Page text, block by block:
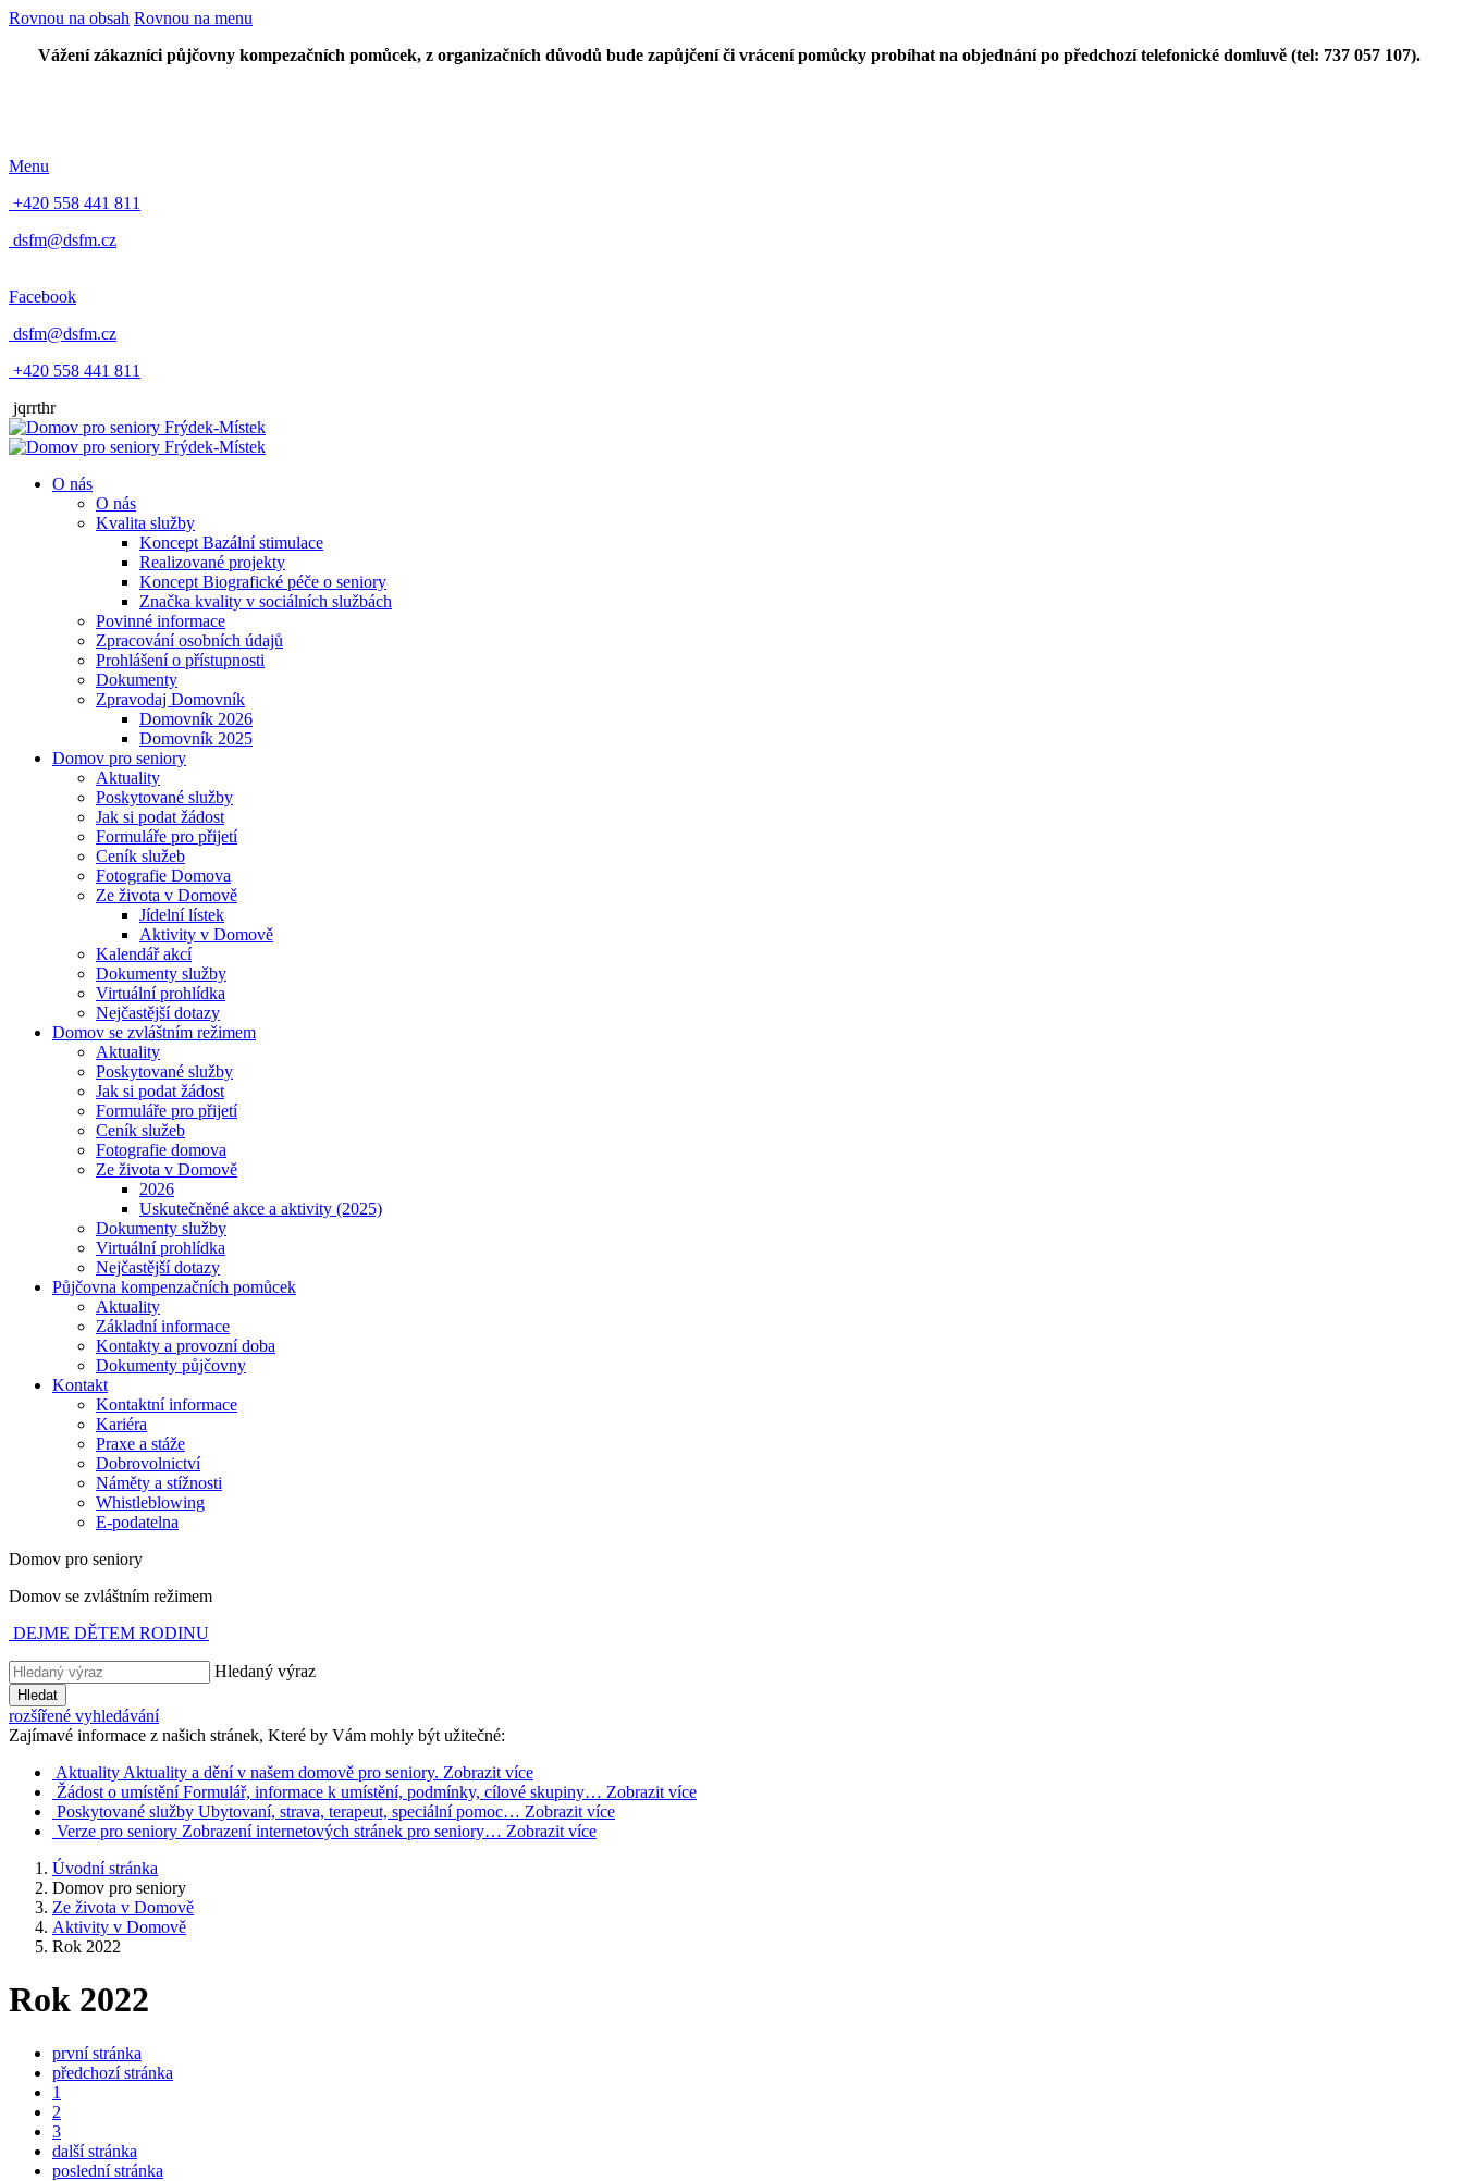
Rovnou na obsah Rovnou na menu
Vážení zákazníci půjčovny kompezačních pomůcek, z organizačních důvodů bude zapůjčení či vrácení pomůcky probíhat na objednání po předchozí telefonické domluvě (tel: 737 057 107).
Menu
+420 558 441 811
dsfm@dsfm.cz
Facebook
dsfm@dsfm.cz
+420 558 441 811
jqrrthr
O nás
O nás
Kvalita služby
Koncept Bazální stimulace
Realizované projekty
Koncept Biografické péče o seniory
Značka kvality v sociálních službách
Povinné informace
Zpracování osobních údajů
Prohlášení o přístupnosti
Dokumenty
Zpravodaj Domovník
Domovník 2026
Domovník 2025
Domov pro seniory
Aktuality
Poskytované služby
Jak si podat žádost
Formuláře pro přijetí
Ceník služeb
Fotografie Domova
Ze života v Domově
Jídelní lístek
Aktivity v Domově
Kalendář akcí
Dokumenty služby
Virtuální prohlídka
Nejčastější dotazy
Domov se zvláštním režimem
Aktuality
Poskytované služby
Jak si podat žádost
Formuláře pro přijetí
Ceník služeb
Fotografie domova
Ze života v Domově
2026
Uskutečněné akce a aktivity (2025)
Dokumenty služby
Virtuální prohlídka
Nejčastější dotazy
Půjčovna kompenzačních pomůcek
Aktuality
Základní informace
Kontakty a provozní doba
Dokumenty půjčovny
Kontakt
Kontaktní informace
Kariéra
Praxe a stáže
Dobrovolnictví
Náměty a stížnosti
Whistleblowing
E-podatelna
Domov pro seniory
Domov se zvláštním režimem
DEJME DĚTEM RODINU
Hledaný výraz
Hledat
rozšířené vyhledávání
Zajímavé informace z našich stránek, Které by Vám mohly být užitečné:
Aktuality Aktuality a dění v našem domově pro seniory. Zobrazit více
Žádost o umístění Formulář, informace k umístění, podmínky, cílové skupiny… Zobrazit více
Poskytované služby Ubytovaní, strava, terapeut, speciální pomoc… Zobrazit více
Verze pro seniory Zobrazení internetových stránek pro seniory… Zobrazit více
Úvodní stránka
Domov pro seniory
Ze života v Domově
Aktivity v Domově
Rok 2022
Rok 2022
první stránka
předchozí stránka
1
2
3
další stránka
poslední stránka